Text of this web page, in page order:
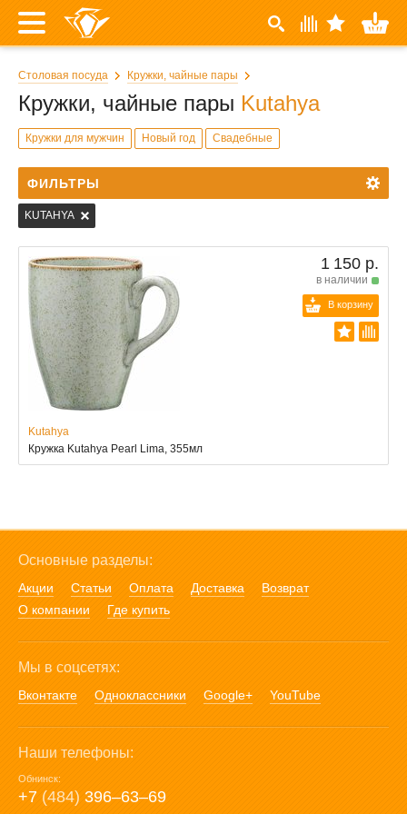
Столовая посуда Кружки, чайные пары
Кружки, чайные пары Kutahya
Кружки для мужчин Новый год Свадебные
ФИЛЬТРЫ
KUTAHYA
1 150 р.
в наличии
В корзину
Kutahya
Кружка Kutahya Pearl Lima, 355мл
Основные разделы:
Акции Статьи Оплата Доставка
Возврат
О компании
Где купить
Мы в соцсетях:
Вконтакте Одноклассники Google+ YouTube
Наши телефоны:
Обнинск:
+7 (484) 396‒63‒69